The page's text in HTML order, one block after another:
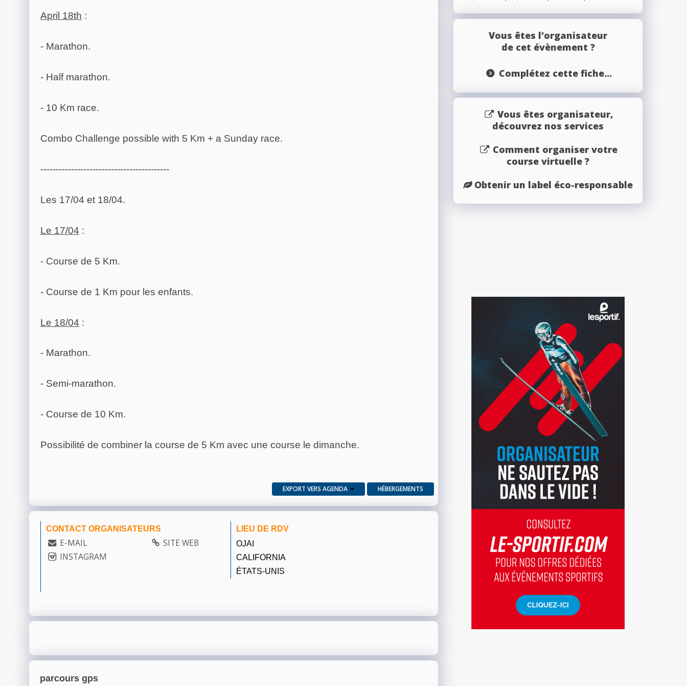
April 18th :
- Marathon.
- Half marathon.
- 10 Km race.
Combo Challenge possible with 5 Km + a Sunday race.
------------------------------------------
Les 17/04 et 18/04.
Le 17/04 :
- Course de 5 Km.
- Course de 1 Km pour les enfants.
Le 18/04 :
- Marathon.
- Semi-marathon.
- Course de 10 Km.
Possibilité de combiner la course de 5 Km avec une course le dimanche.
EXPORT VERS AGENDA HÉBERGEMENTS
CONTACT ORGANISATEURS
E-MAIL
SITE WEB
INSTAGRAM
LIEU DE RDV
OJAI
CALIFORNIA
ÉTATS-UNIS
parcours gps
Vous êtes l'organisateur
de cet évènement ?
Complétez cette fiche...
Vous êtes organisateur,
découvrez nos services
Comment organiser votre
course virtuelle ?
Obtenir un label éco-responsable